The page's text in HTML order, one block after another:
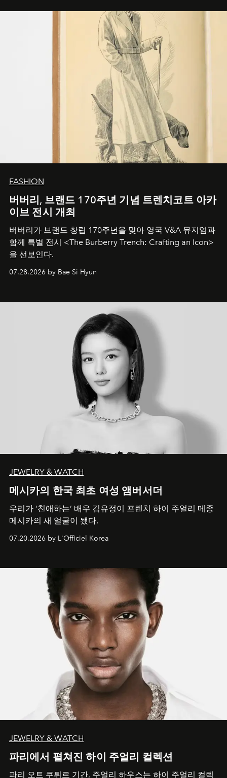
FASHION
버버리, 브랜드 170주년 기념 트렌치코트 아카
이브 전시 개최
버버리가 브랜드 창립 170주년을 맞아 영국 V&A 뮤지엄과
함께 특별 전시 <The Burberry Trench: Crafting an Icon>
을 선보인다.
07.28.2026 by Bae Si Hyun
JEWELRY & WATCH
메시카의 한국 최초 여성 앰버서더
우리가 ‘친애하는’ 배우 김유정이 프렌치 하이 주얼리 메종
메시카의 새 얼굴이 됐다.
07.20.2026 by L'Officiel Korea
JEWELRY & WATCH
파리에서 펼쳐진 하이 주얼리 컬렉션
파리 오트 쿠튀르 기간, 주얼리 하우스는 하이 주얼리 컬렉